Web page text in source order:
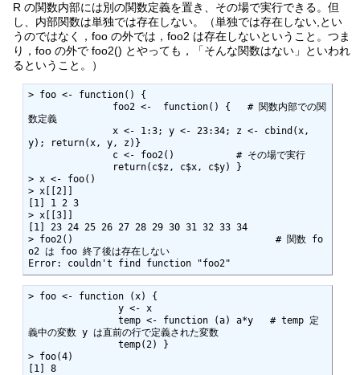
R の関数内部には別の関数定義を置き、その場で実行できる。但
し、内部関数は単独では存在しない。（単独では存在しない,とい
うのではなく，foo の外では，foo2 は存在しないということ。つま
り，foo の外で foo2() とやっても，「そんな関数はない」といわれ
るということ。）
> foo <- function() {
数定義
y); return(x, y, z)}
> x <- foo()
> x[[2]]
[1] 1 2 3
> x[[3]]
[1] 23 24 25 26 27 28 29 30 31 32 33 34
> foo2()                                    # 関数 fo
o2 は foo 終了後は存在しない
Error: couldn't find function "foo2"
> foo <- function (x) {
義中の変数 y は直前の行で定義された変数
> foo(4)
[1] 8